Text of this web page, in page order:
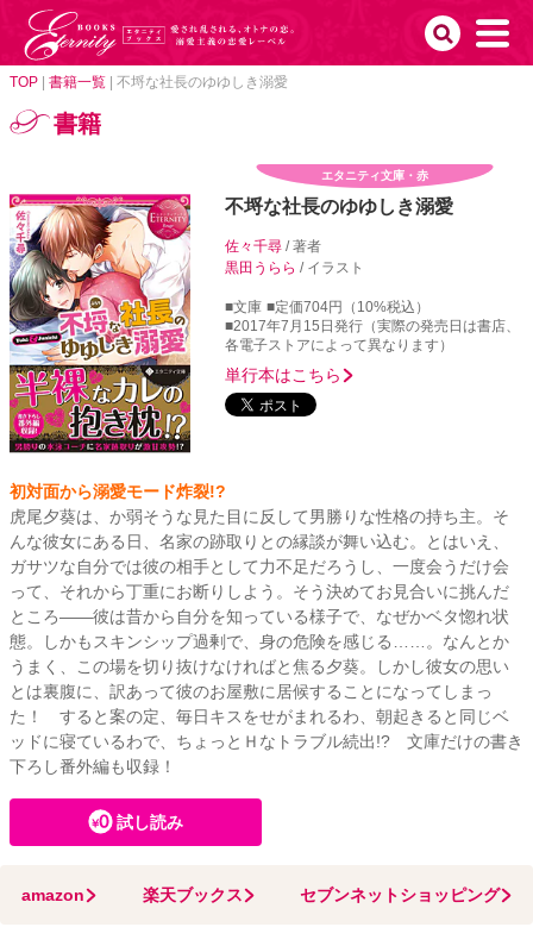
TOP 書籍一覧 不埒な社長のゆゆしき溺愛
書籍
エタニティ文庫・赤
不埒な社長のゆゆしき溺愛
佐々千尋/ 著者
黒田うらら / イラスト
■文庫 ■定価704円（10%税込）
■2017年7月15日発行（実際の発売日は書店、
各電子ストアによって異なります）
単行本はこちら
初対面から溺愛モード炸裂!?
虎尾夕葵は、か弱そうな見た目に反して男勝りな性格の持ち主。そ
んな彼女にある日、名家の跡取りとの縁談が舞い込む。とはいえ、
ガサツな自分では彼の相手として力不足だろうし、一度会うだけ会
って、それから丁重にお断りしよう。そう決めてお見合いに挑んだ
ところ――彼は昔から自分を知っている様子で、なぜかベタ惚れ状
態。しかもスキンシップ過剰で、身の危険を感じる……。なんとか
うまく、この場を切り抜けなければと焦る夕葵。しかし彼女の思い
とは裏腹に、訳あって彼のお屋敷に居候することになってしまっ
た！ すると案の定、毎日キスをせがまれるわ、朝起きると同じベ
ッドに寝ているわで、ちょっとＨなトラブル続出!? 文庫だけの書き
下ろし番外編も収録！
試し読み
amazon 楽天ブックス セブンネットショッピング